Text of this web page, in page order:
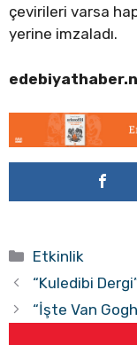
çevirileri varsa
yerine imzaladı.
Kategoriler
Etkinlik
“Kuledibi
“İşte Van